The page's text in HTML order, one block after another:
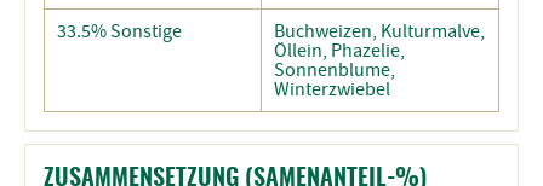
33.5% Sonstige
Buchweizen, Kulturmalve,
Öllein, Phazelie,
Sonnenblume,
Winterzwiebel
ZUSAMMENSETZUNG (SAMENANTEIL-%)